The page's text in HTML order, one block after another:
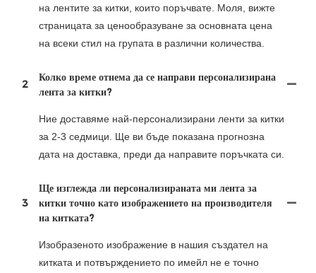
на лентите за китки, които поръчвате. Моля, вижте
страницата за ценообразуване за основната цена
на всеки стил на групата в различни количества.
2
Колко време отнема да се направи персонализирана
лента за китки?
Ние доставяме най-персонализирани ленти за китки
за 2-3 седмици. Ще ви бъде показана прогнозна
дата на доставка, преди да направите поръчката си.
3
Ще изглежда ли персонализираната ми лента за
китки точно като изображението на производителя
на китката?
Изобразеното изображение в нашия създател на
китката и потвърждението по имейл не е точно